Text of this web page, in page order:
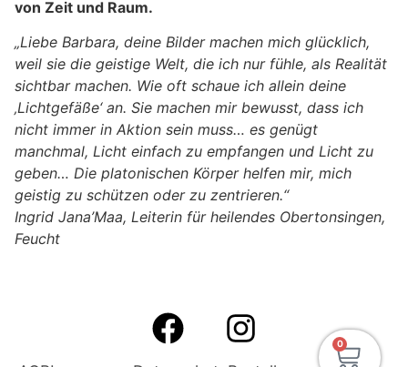
von Zeit und Raum.
„Liebe Barbara, deine Bilder machen mich glücklich,
weil sie die geistige Welt, die ich nur fühle, als Realität
sichtbar machen. Wie oft schaue ich allein deine
‚Lichtgefäße‘ an. Sie machen mir bewusst, dass ich
nicht immer in Aktion sein muss… es genügt
manchmal, Licht einfach zu empfangen und Licht zu
geben… Die platonischen Körper helfen mir, mich
geistig zu schützen oder zu zentrieren.“
Ingrid Jana’Maa, Leiterin für heilendes Obertonsingen,
Feucht
0